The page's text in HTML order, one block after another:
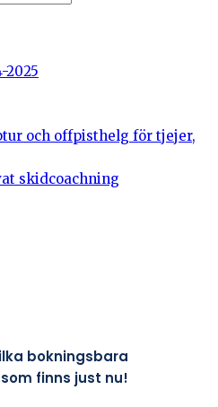
2025
och offpisthelg för tjejer,
skidcoachning
bokningsbara
finns just nu!